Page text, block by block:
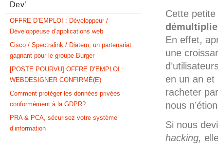
Cette
En effet,
une
en un an et
racheter
nous
Si nous
hacking,
Dev’
OFFRE D’EMPLOI : Développeur /
Développeuse d’applications web
Cisco / Spectralink / Diatem, un partenariat
gagnant pour le groupe Burger
[POSTE POURVU] OFFRE D’EMPLOI :
WEBDESIGNER CONFIRMÉ(E)
Comment protéger les données privées
conformément à la GDPR?
PRA & PCA, sécurisez votre système
d’information